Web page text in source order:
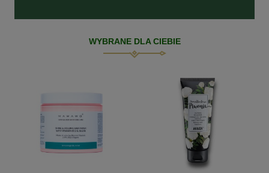
WYBRANE DLA CIEBIE